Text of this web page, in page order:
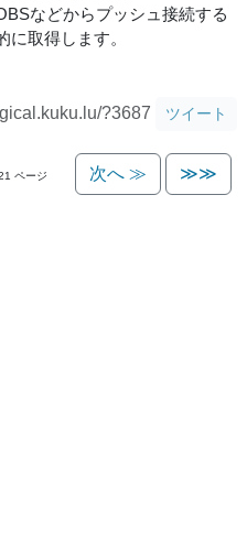
などからプッシュ接続する
取得します。
?3687 ツイート
ページ 次へ ≫ ≫≫